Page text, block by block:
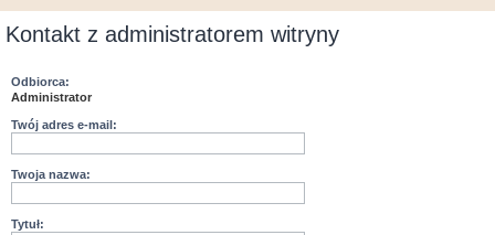
Kontakt z administratorem witryny
Odbiorca:
Administrator
Twój adres e-mail:
Twoja nazwa:
Tytuł: